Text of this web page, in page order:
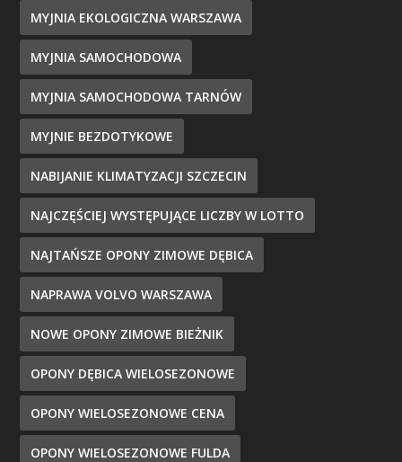
MYJNIA EKOLOGICZNA WARSZAWA
MYJNIA SAMOCHODOWA
MYJNIA SAMOCHODOWA TARNÓW
MYJNIE BEZDOTYKOWE
NABIJANIE KLIMATYZACJI SZCZECIN
NAJCZĘŚCIEJ WYSTĘPUJĄCE LICZBY W LOTTO
NAJTAŃSZE OPONY ZIMOWE DĘBICA
NAPRAWA VOLVO WARSZAWA
NOWE OPONY ZIMOWE BIEŻNIK
OPONY DĘBICA WIELOSEZONOWE
OPONY WIELOSEZONOWE CENA
OPONY WIELOSEZONOWE FULDA